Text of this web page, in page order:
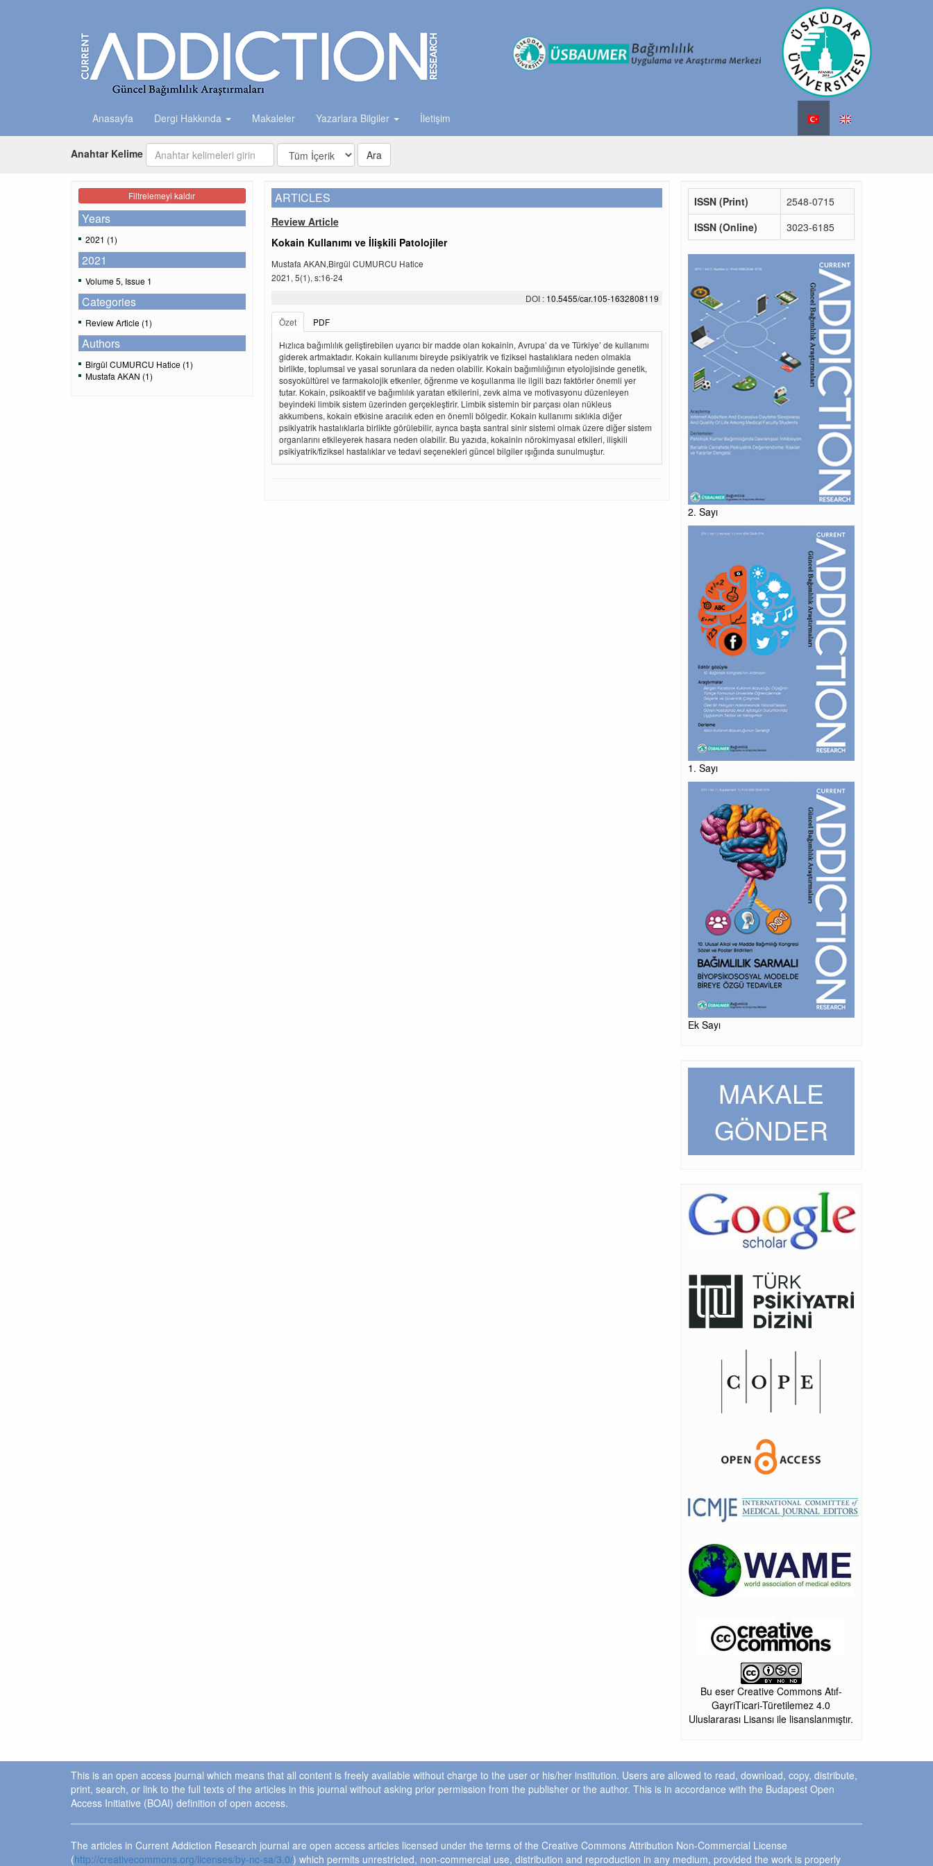
Anasayfa Dergi Hakkında Makaleler Yazarlara Bilgiler İletişim
Anahtar Kelime Ara
Filtrelemeyi kaldır
Years
2021 (1)
2021
Volume 5, Issue 1
Categories
Review Article (1)
Authors
Birgül CUMURCU Hatice (1)
Mustafa AKAN (1)
ARTICLES
Review Article
Kokain Kullanımı ve İlişkili Patolojiler
Mustafa AKAN,Birgül CUMURCU Hatice
2021, 5(1), s:16-24
DOI : 10.5455/car.105-1632808119
Özet
PDF
Hızlıca bağımlılık geliştirebilen uyarıcı bir madde olan kokainin, Avrupa’ da ve Türkiye’ de kullanımı
giderek artmaktadır. Kokain kullanımı bireyde psikiyatrik ve fiziksel hastalıklara neden olmakla
birlikte, toplumsal ve yasal sorunlara da neden olabilir. Kokain bağımlılığının etyolojisinde genetik,
sosyokültürel ve farmakolojik etkenler, öğrenme ve koşullanma ile ilgili bazı faktörler önemli yer
tutar. Kokain, psikoaktif ve bağımlılık yaratan etkilerini, zevk alma ve motivasyonu düzenleyen
beyindeki limbik sistem üzerinden gerçekleştirir. Limbik sistemin bir parçası olan nükleus
akkumbens, kokain etkisine aracılık eden en önemli bölgedir. Kokain kullanımı sıklıkla diğer
psikiyatrik hastalıklarla birlikte görülebilir, ayrıca başta santral sinir sistemi olmak üzere diğer sistem
organlarını etkileyerek hasara neden olabilir. Bu yazıda, kokainin nörokimyasal etkileri, ilişkili
psikiyatrik/fiziksel hastalıklar ve tedavi seçenekleri güncel bilgiler ışığında sunulmuştur.
ISSN (Print)
2548-0715
ISSN (Online)
3023-6185
2. Sayı
1. Sayı
Ek Sayı
MAKALE
GÖNDER
Bu eser Creative Commons Atıf-
GayriTicari-Türetilemez 4.0
Uluslararası Lisansı ile lisanslanmıştır.
This is an open access journal which means that all content is freely available without charge to the user or his/her institution. Users are allowed to read, download, copy, distribute,
print, search, or link to the full texts of the articles in this journal without asking prior permission from the publisher or the author. This is in accordance with the Budapest Open
Access Initiative (BOAI) definition of open access.
The articles in Current Addiction Research journal are open access articles licensed under the terms of the Creative Commons Attribution Non-Commercial License
(http://creativecommons.org/licenses/by-nc-sa/3.0/) which permits unrestricted, non-commercial use, distribution and reproduction in any medium, provided the work is properly